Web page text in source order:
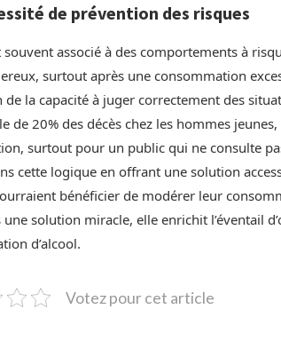
de prévention des risques
souvent associé à des comportements à
surtout après une consommation
la capacité à juger correctement des
de 20% des décès chez les hommes
surtout pour un public qui ne consulte
cette logique en offrant une solution
bénéficier de modérer leur
une solution miracle, elle enrichit l’éventail
d’alcool.
Votez pour cet article